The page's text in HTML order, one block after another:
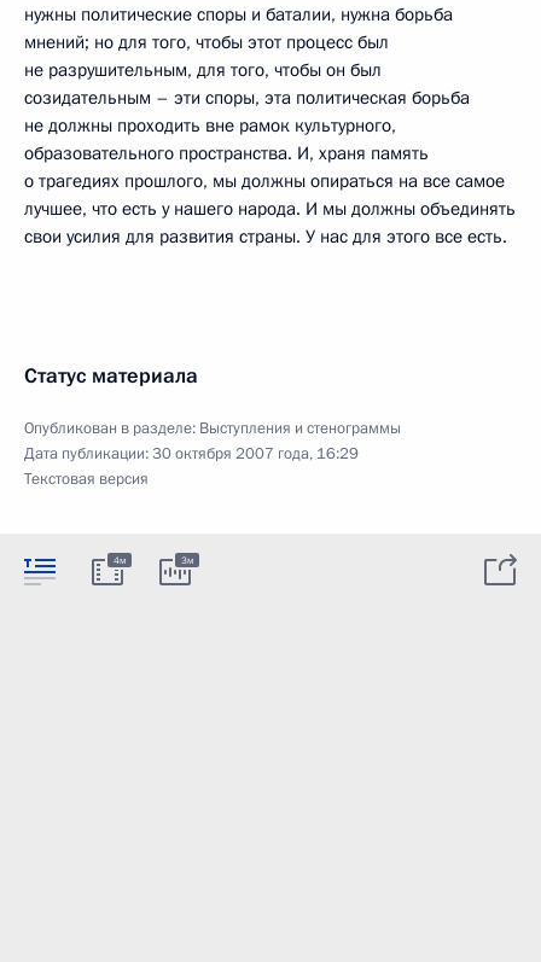
нужны политические споры и баталии, нужна борьба
мнений; но для того, чтобы этот процесс был
не разрушительным, для того, чтобы он был
созидательным – эти споры, эта политическая борьба
не должны проходить вне рамок культурного,
образовательного пространства. И, храня память
о трагедиях прошлого, мы должны опираться на все самое
лучшее, что есть у нашего народа. И мы должны объединять
свои усилия для развития страны. У нас для этого все есть.
Статус материала
Опубликован в разделе: Выступления и стенограммы
Дата публикации:30 октября 2007 года, 16:29
Текстовая версия
4м 3м